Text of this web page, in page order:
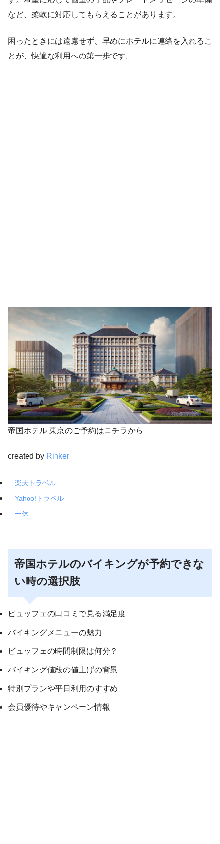
など、柔軟に対応してもらえることがあります。
困ったときには遠慮せず、早めにホテルに連絡を入れるこ
とが、快適な利用への第一歩です。
帝国ホテル 東京のご予約はコチラから
created by Rinker
楽天トラベル
Yahoo!トラベル
一休
帝国ホテルのバイキングが予約できな
い時の選択肢
ビュッフェの口コミで見る満足度
バイキングメニューの魅力
ビュッフェの時間制限は何分？
バイキング値段の値上げの背景
特別プランや平日利用のすすめ
会員優待やキャンペーン情報